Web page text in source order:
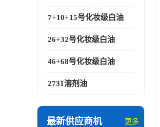
7+10+15号化妆级白油
26+32号化妆级白油
46+68号化妆级白油
2731溶剂油
最新供应商机 更多